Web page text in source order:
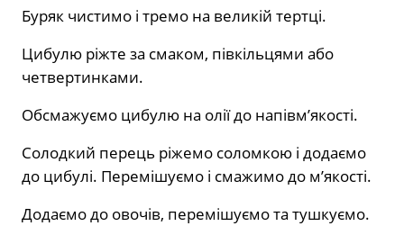
Буряк чистимо і тремо на великій тертці.
Цибулю ріжте за смаком, півкільцями або
четвертинками.
Обсмажуємо цибулю на олії до напівм’якості.
Солодкий перець ріжемо соломкою і додаємо
до цибулі. Перемішуємо і смажимо до м’якості.
Додаємо до овочів, перемішуємо та тушкуємо.